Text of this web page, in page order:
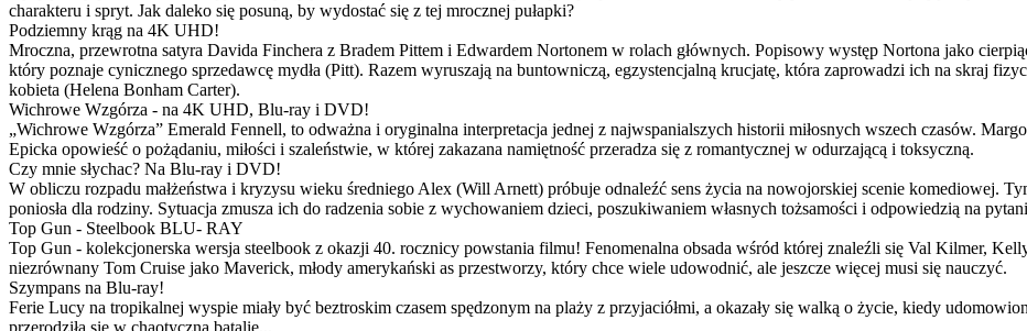
charakteru i spryt. Jak daleko się posuną, by wydostać się z tej mrocznej pułapki?
Podziemny krąg na 4K UHD!
Mroczna, przewrotna satyra Davida Finchera z Bradem Pittem i Edwardem Nortonem w rolach głównych. Popisowy występ Nortona jako
który poznaje cynicznego sprzedawcę mydła (Pitt). Razem wyruszają na buntowniczą, egzystencjalną krucjatę, która zaprowadzi ich na skraj
kobieta (Helena Bonham Carter).
Wichrowe Wzgórza - na 4K UHD, Blu-ray i DVD!
„Wichrowe Wzgórza” Emerald Fennell, to odważna i oryginalna interpretacja jednej z najwspanialszych historii miłosnych wszech czasów.
Epicka opowieść o pożądaniu, miłości i szaleństwie, w której zakazana namiętność przeradza się z romantycznej w odurzającą i toksyczną.
Czy mnie słychac? Na Blu-ray i DVD!
W obliczu rozpadu małżeństwa i kryzysu wieku średniego Alex (Will Arnett) próbuje odnaleźć sens życia na nowojorskiej scenie komediowej.
poniosła dla rodziny. Sytuacja zmusza ich do radzenia sobie z wychowaniem dzieci, poszukiwaniem własnych tożsamości i odpowiedzią na
Top Gun - Steelbook BLU- RAY
Top Gun - kolekcjonerska wersja steelbook z okazji 40. rocznicy powstania filmu! Fenomenalna obsada wśród której znaleźli się Val Kilmer,
niezrównany Tom Cruise jako Maverick, młody amerykański as przestworzy, który chce wiele udowodnić, ale jeszcze więcej musi się nauczyć.
Szympans na Blu-ray!
Ferie Lucy na tropikalnej wyspie miały być beztroskim czasem spędzonym na plaży z przyjaciółmi, a okazały się walką o życie, kiedy
przerodziła się w chaotyczną batalię...